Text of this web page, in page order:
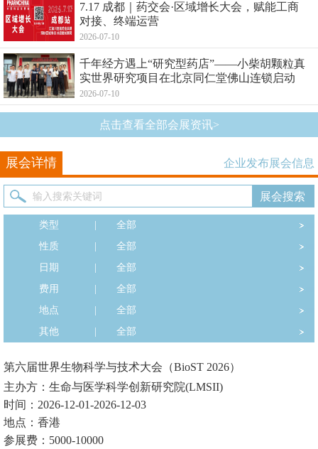
7.17 成都｜药交会·区域增长大会，赋能工商
对接、终端运营
2026-07-10
千年经方遇上“研究型药店”——小柴胡颗粒真
实世界研究项目在北京同仁堂佛山连锁启动
2026-07-10
点击查看全部会展资讯>
展会详情 企业发布展会信息
类型
全部
性质
全部
日期
全部
费用
全部
地点
全部
其他
全部
第六届世界生物科学与技术大会（BioST 2026）
主办方：生命与医学科学创新研究院(LMSII)
时间：2026-12-01-2026-12-03
地点：香港
参展费：5000-10000